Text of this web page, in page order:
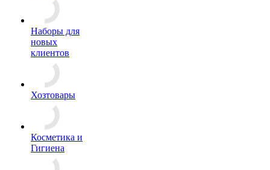
Наборы для
новых
клиентов
Хозтовары
Косметика и
Гигиена